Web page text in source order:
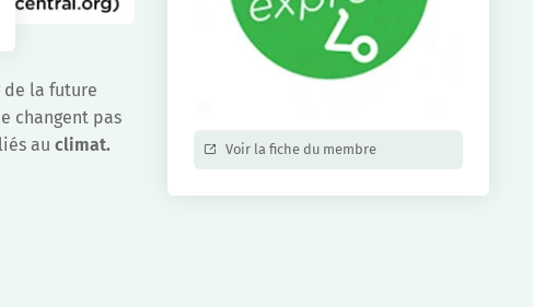
de la future
changent pas
auclimat. Voir la fiche du membre